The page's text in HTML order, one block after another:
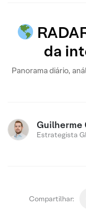
da
Panorama diário,
Guilherme
Estrategista
Compartilhar: